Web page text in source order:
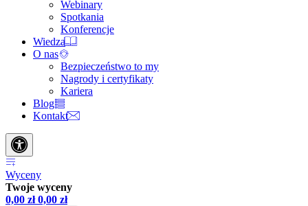
Webinary
Spotkania
Konferencje
Wiedza
O nas
Bezpieczeństwo to my
Nagrody i certyfikaty
Kariera
Blog
Kontakt
Wyceny
Twoje wyceny
0,00 zł 0,00 zł